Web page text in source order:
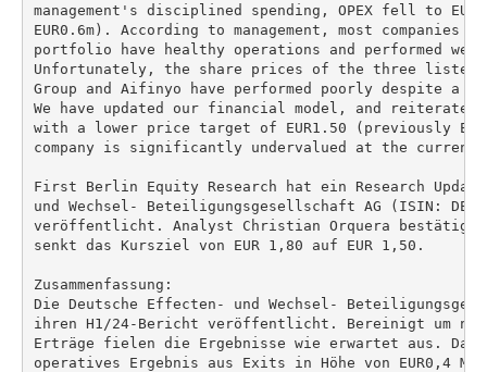
management's disciplined spending, OPEX fell to
EUR0.6m). According to management, most companies
portfolio have healthy operations and performed
Unfortunately, the share prices of the three listed
Group and Aifinyo have performed poorly despite a
We have updated our financial model, and reiterate
with a lower price target of EUR1.50 (previously
company is significantly undervalued at the current
First Berlin Equity Research hat ein Research
und Wechsel- Beteiligungsgesellschaft AG (ISIN:
veröffentlicht. Analyst Christian Orquera bestätigt
senkt das Kursziel von EUR 1,80 auf EUR 1,50.
Zusammenfassung:
Die Deutsche Effecten- und Wechsel-
ihren H1/24-Bericht veröffentlicht. Bereinigt um
Erträge fielen die Ergebnisse wie erwartet aus. Das
operatives Ergebnis aus Exits in Höhe von EUR0,4